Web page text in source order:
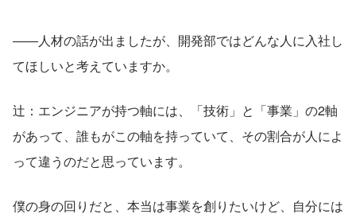
――人材の話が出ましたが、開発部ではどんな人に入社し
てほしいと考えていますか。
辻：エンジニアが持つ軸には、「技術」と「事業」の2軸
があって、誰もがこの軸を持っていて、その割合が人によ
って違うのだと思っています。
僕の身の回りだと、本当は事業を創りたいけど、自分には